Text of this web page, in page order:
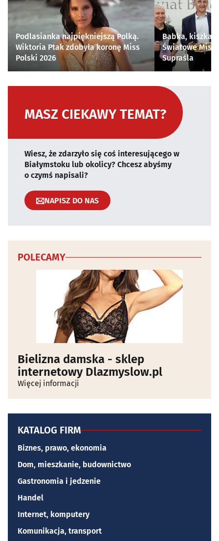
Podlasianka najpiękniejszą Polką.
Wiktoria Ptak zdobyła koronę Miss
Polski 2026
Babka, kiszka i
Światowe
Supraśla
MASZ CIEKAWY TEMAT?
Wiesz, że zdarzyło się coś interesującego w
Białymstoku lub okolicy? Chcesz abyśmy
o czymś napisali?
NAPISZ DO NAS
POLECAMY
Bielizna damska - sklep
internetowy Dlazmyslow.pl
Więcej informacji
KATALOG FIRM
Biznes, prawo, ekonomia
Dom, mieszkanie, budownictwo
Gastronomia i jedzenie
Handel
Internet, komputery
Komunikacja, transport